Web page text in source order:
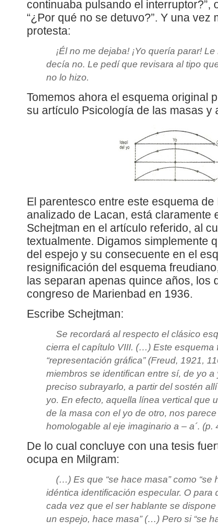
continuaba pulsando el interruptor?”,
“¿Por qué no se detuvo?”. Y una vez
protesta:
¡Él no me dejaba! ¡Yo quería parar!
decía no. Le pedí que revisara al tipo
no lo hizo.
Tomemos ahora el esquema original
su artículo Psicología de las masas
El parentesco entre este esquema
analizado de Lacan, está claramente
Schejtman en el artículo referido, al
textualmente. Digamos simplemente
del espejo y su consecuente en el
resignificación del esquema
las separan apenas quince años, los
congreso de Marienbad en 1936.
Escribe Schejtman:
Se recordará al respecto el clásico
cierra el capítulo VIII. (…) Este esquema
“representación gráfica” (Freud, 1921,
miembros se identifican entre sí, de yo
preciso subrayarlo, a partir del sostén
yo. En efecto, aquella línea vertical que
de la masa con el yo de otro, nos
homologable al eje imaginario a – a´. (p.
De lo cual concluye con una tesis
ocupa en Milgram:
(…) Es que “se hace masa” como “se
idéntica identificación especular. O para
cada vez que el ser hablante se
un espejo, hace masa” (…) Pero si “se